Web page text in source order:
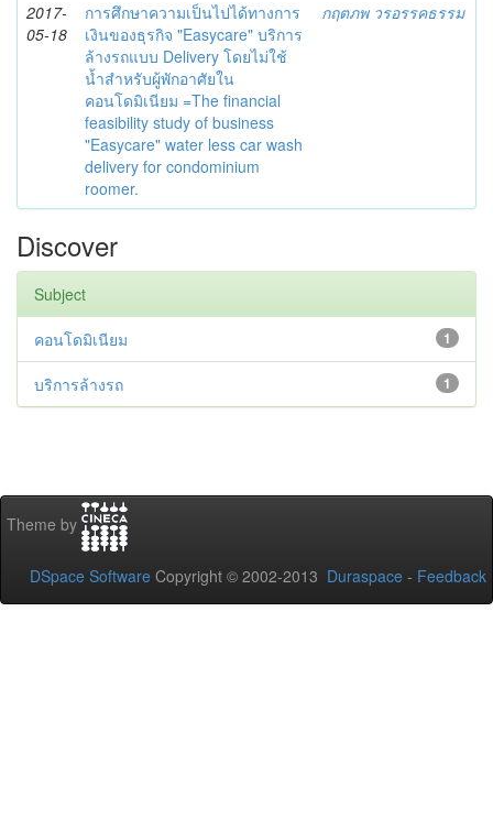
2017-
05-18
การศึกษาความเป็นไปได้ทางการ
เงินของธุรกิจ "Easycare" บริการ
ล้างรถแบบ Delivery โดยไม่ใช้
น้ำสำหรับผู้พักอาศัยใน
คอนโดมิเนียม =The financial
feasibility study of business
"Easycare" water less car wash
delivery for condominium
roomer.
กฤตภพ วรอรรคธรรม
Discover
Subject
1
คอนโดมิเนียม
1
บริการล้างรถ
Theme by
DSpace Software Copyright © 2002-2013 Duraspace - Feedback